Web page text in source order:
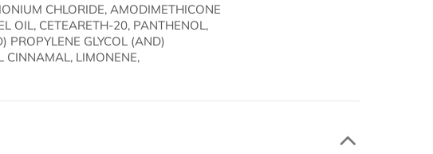
CHLORIDE, AMODIMETHICONE
OIL, CETEARETH-20, PANTHENOL,
PROPYLENE GLYCOL (AND)
CINNAMAL, LIMONENE,